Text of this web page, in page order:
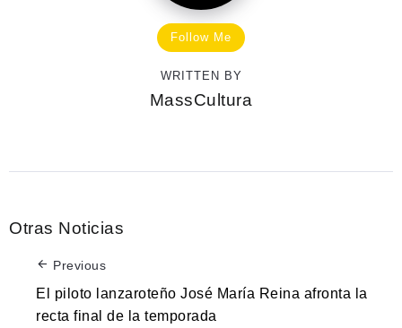
Follow Me
WRITTEN BY
MassCultura
Otras Noticias
Previous
El piloto lanzaroteño José María Reina afronta la
recta final de la temporada